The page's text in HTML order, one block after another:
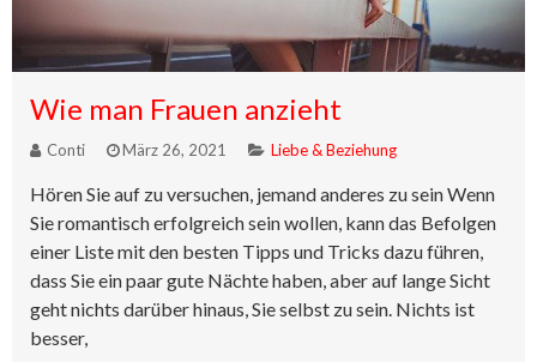
Wie man Frauen anzieht
Conti März 26, 2021 Liebe & Beziehung
Hören Sie auf zu versuchen, jemand anderes zu sein Wenn
Sie romantisch erfolgreich sein wollen, kann das Befolgen
einer Liste mit den besten Tipps und Tricks dazu führen,
dass Sie ein paar gute Nächte haben, aber auf lange Sicht
geht nichts darüber hinaus, Sie selbst zu sein. Nichts ist
besser,